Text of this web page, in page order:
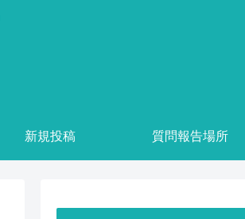
新規投稿 質問報告場所